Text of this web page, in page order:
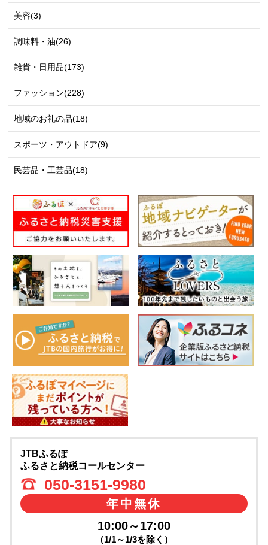
美容(3)
調味料・油(26)
雑貨・日用品(173)
ファッション(228)
地域のお礼の品(18)
スポーツ・アウトドア(9)
民芸品・工芸品(18)
JTBふるぽ
ふるさと納税コールセンター
050-3151-9980
年中無休
10:00～17:00
（1/1～1/3を除く）